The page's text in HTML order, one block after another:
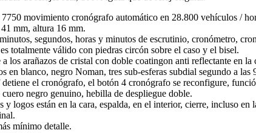
movimiento cronógrafo automático en 28.800 vehículos /
mm, altura 16 mm.
segundos, horas y minutos de escrutinio, cronómetro,
totalmente válido con piedras circón sobre el caso y el bisel.
a los arañazos de cristal con doble coatingon anti reflectante en
en blanco, negro Noman, tres sub-esferas subdial segundo a las
el cronógrafo, el botón 4 cronógrafo se reconfigure,
cuero negro genuino, hebilla de despliegue doble.
y logos están en la cara, espalda, en el interior, cierre, incluso en
mínimo detalle.